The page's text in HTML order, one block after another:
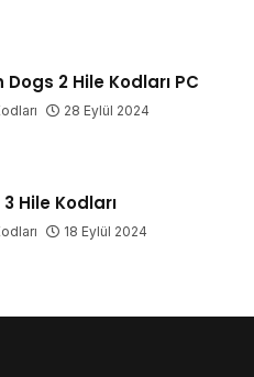
2 Hile Kodları PC
28 Eylül 2024
Hile Kodları
18 Eylül 2024